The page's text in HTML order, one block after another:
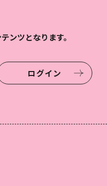
ンツとなります。
ログイン